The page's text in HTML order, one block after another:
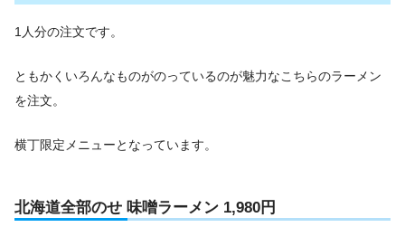
1人分の注文です。
ともかくいろんなものがのっているのが魅力なこちらのラーメン
を注文。
横丁限定メニューとなっています。
北海道全部のせ 味噌ラーメン 1,980円